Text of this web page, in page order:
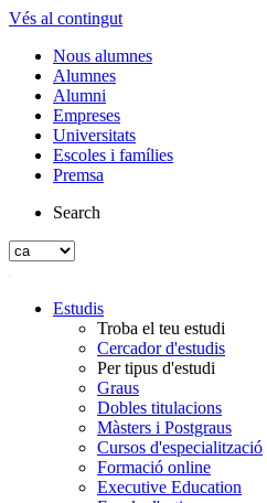
Vés al contingut
Nous alumnes
Alumnes
Alumni
Empreses
Universitats
Escoles i famílies
Premsa
Search
Estudis
Troba el teu estudi
Cercador d'estudis
Per tipus d'estudi
Graus
Dobles titulacions
Màsters i Postgraus
Cursos d'especialització
Formació online
Executive Education